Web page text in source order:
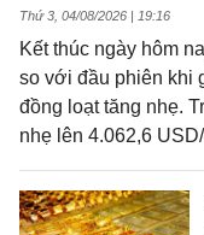
Thứ 3, 04/08/2026 | 19:16
Kết thúc ngày hôm
so với đầu phiên khi
đồng loạt tăng nhẹ.
nhẹ lên 4.062,6